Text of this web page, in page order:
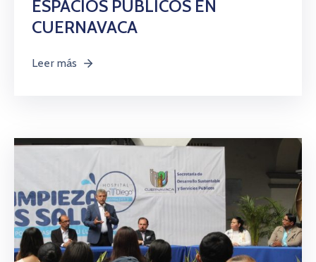
ESPACIOS PÚBLICOS EN
CUERNAVACA
Leer más